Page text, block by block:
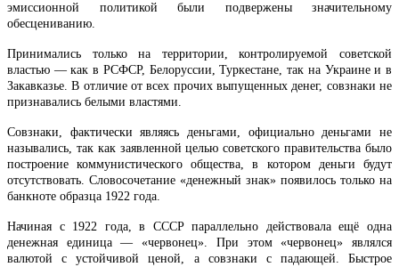
эмиссионной политикой были подвержены значительному
обесцениванию.
Принимались только на территории, контролируемой советской
властью — как в РСФСР, Белоруссии, Туркестане, так на Украине и в
Закавказье. В отличие от всех прочих выпущенных денег, совзнаки не
признавались белыми властями.
Совзнаки, фактически являясь деньгами, официально деньгами не
назывались, так как заявленной целью советского правительства было
построение коммунистического общества, в котором деньги будут
отсутствовать. Словосочетание «денежный знак» появилось только на
банкноте образца 1922 года.
Начиная с 1922 года, в СССР параллельно действовала ещё одна
денежная единица — «червонец». При этом «червонец» являлся
валютой с устойчивой ценой, а совзнаки с падающей. Быстрое